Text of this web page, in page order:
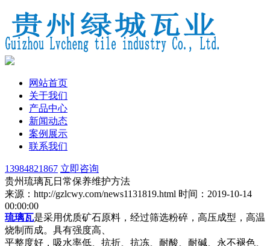
网站首页
关于我们
产品中心
新闻动态
案例展示
联系我们
13984821867 立即咨询
贵州琉璃瓦日常保养维护方法
来源：http://gzlcwy.com/news1131819.html 时间：2019-10-14
00:00:00
琉璃瓦是采用优质矿石原料，经过筛选粉碎，高压成型，高温
烧制而成。具有强度高、
平整度好，吸水率低、抗折、抗冻、耐酸、耐碱、永不褪色、